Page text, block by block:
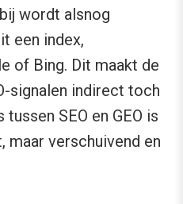
wordt alsnog
een index,
of Bing. Dit maakt de
signalen indirect toch
SEO en GEO is
maar verschuivend en